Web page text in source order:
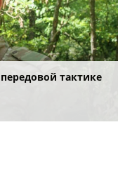
тактике